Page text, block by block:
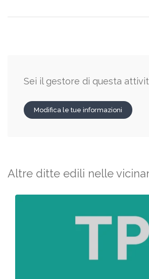
Sei il gestore di questa
Modifica le tue informazioni
Altre ditte edili nelle